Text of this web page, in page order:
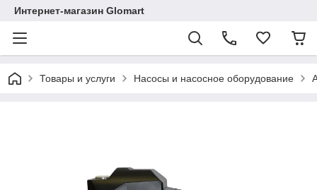
Интернет-магазин Glomart
Товары и услуги Насосы и насосное оборудование